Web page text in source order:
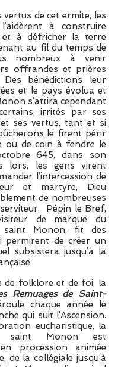
de cet ermite, les
à construire
et à défricher la terre
au fil du temps de
nombreux à venir
offrandes et prières
Des bénédictions leur
et le pays évolua et
s’attira cependant
irrités par ses
ses vertus, tant et si
le firent périr
ou de coin à fendre le
645, dans son
lors, les gens virent
l’intercession de
et martyre, Dieu
de nombreuses
Pépin le Bref,
de marque du
saint Monon, fit des
permirent de créer un
subsistera jusqu’à la
de folklore et de foi, la
Remuages de Saint-
chaque année le
qui suit l’Ascension.
eucharistique, la
saint Monon est
procession animée
de la collégiale jusqu’à